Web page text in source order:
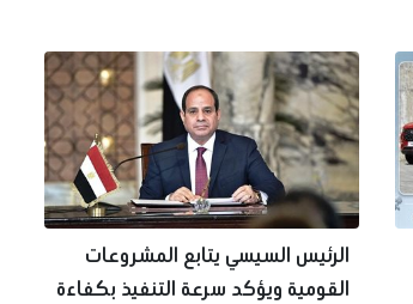
الرئيس السيسي يتابع المشروعات
القومية ويؤكد سرعة التنفيذ بكفاءة